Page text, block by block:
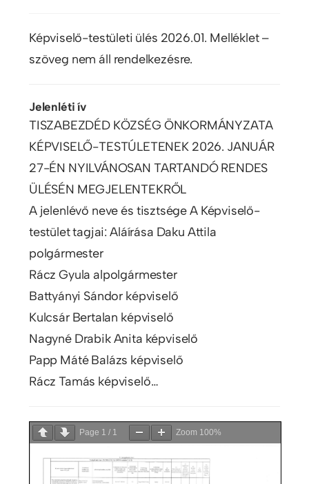
Képviselő-testületi ülés 2026.01. Melléklet –
szöveg nem áll rendelkezésre.
Jelenléti ív
TISZABEZDÉD KÖZSÉG ÖNKORMÁNYZATA
KÉPVISELŐ-TESTÚLETENEK 2026. JANUÁR
27-ÉN NYILVÁNOSAN TARTANDÓ RENDES
ÜLÉSÉN MEGJELENTEKRŐL
A jelenlévő neve és tisztsége A Képviselő-
testület tagjai: Aláírása Daku Attila
polgármester
Rácz Gyula alpolgármester
Battyányi Sándor képviselő
Kulcsár Bertalan képviselő
Nagyné Drabik Anita képviselő
Papp Máté Balázs képviselő
Rácz Tamás képviselő…
Page 1 / 1 Zoom 100%